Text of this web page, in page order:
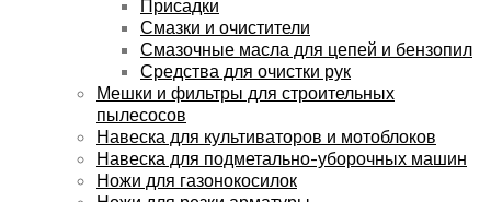
Присадки
Смазки и очистители
Смазочные масла для цепей и бензопил
Средства для очистки рук
Мешки и фильтры для строительных
пылесосов
Навеска для культиваторов и мотоблоков
Навеска для подметально-уборочных машин
Ножи для газонокосилок